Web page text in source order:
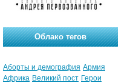
Облако тегов
Аборты и демография Армия
Африка Великий пост Герои